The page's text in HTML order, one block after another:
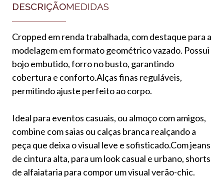
DESCRIÇÃOMEDIDAS
Cropped em renda trabalhada, com destaque para a
modelagem em formato geométrico vazado. Possui
bojo embutido, forro no busto, garantindo
cobertura e conforto.Alças finas reguláveis,
permitindo ajuste perfeito ao corpo.
Ideal para eventos casuais, ou almoço com amigos,
combine com saias ou calças branca realçando a
peça que deixa o visual leve e sofisticado.Com jeans
de cintura alta, para um look casual e urbano, shorts
de alfaiataria para compor um visual verão-chic.